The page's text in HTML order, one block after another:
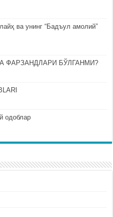
ва унинг “Бадъул амолий”
ФАРЗАНДЛАРИ БЎЛГАНМИ?
одоблар